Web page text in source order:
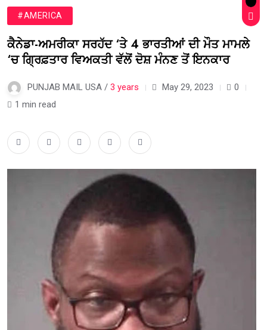
#AMERICA
ਕੈਨੇਡਾ-ਅਮਰੀਕਾ ਸਰਹੱਦ ‘ਤੇ 4 ਭਾਰਤੀਆਂ ਦੀ ਮੌਤ ਮਾਮਲੇ
‘ਚ ਗ੍ਰਿਫ਼ਤਾਰ ਵਿਅਕਤੀ ਵੱਲੋਂ ਦੋਸ਼ ਮੰਨਣ ਤੋਂ ਇਨਕਾਰ
PUNJAB MAIL USA / 3 years May 29, 2023
0
1 min read